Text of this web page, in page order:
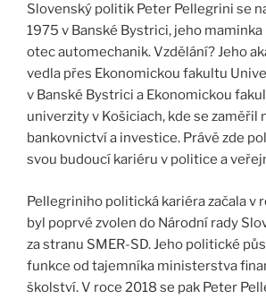
Slovenský politik Peter Pellegrini se
1975 v Banské Bystrici, jeho
otec automechanik. Vzdělání? Jeho
vedla přes Ekonomickou fakultu
v Banské Bystrici a Ekonomickou
univerzity v Košiciach, kde se zaměřil
bankovnictví a investice. Právě zde
svou budoucí kariéru v politice a
Pellegriniho politická kariéra začala v
byl poprvé zvolen do Národní rady
za stranu SMER-SD. Jeho politické
funkce od tajemníka ministerstva
školství. V roce 2018 se pak Peter